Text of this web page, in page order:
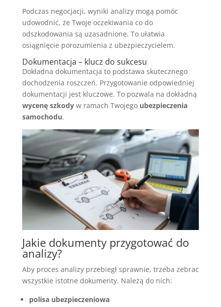
Podczas negocjacji, wyniki analizy mogą pomóc
udowodnić, że Twoje oczekiwania co do
odszkodowania są uzasadnione. To ułatwia
osiągnięcie porozumienia z ubezpieczycielem.
Dokumentacja – klucz do sukcesu
Dokładna dokumentacja to podstawa skutecznego
dochodzenia roszczeń. Przygotowanie odpowiedniej
dokumentacji jest kluczowe. To pozwala na dokładną
wycenę szkodyw ramach Twojego ubezpieczenia
samochodu.
Jakie dokumenty przygotować do
analizy?
Aby proces analizy przebiegł sprawnie, trzeba zebrac
wszystkie istotne dokumenty. Należą do nich:
polisa ubezpieczeniowa